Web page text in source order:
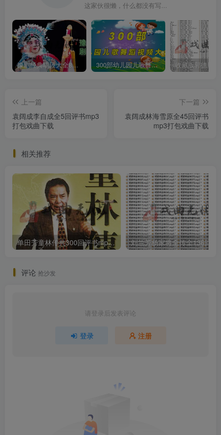
这家伙很懒，什么都没有写...
豫剧经典唱段大全850首mp3打包戏曲下载 300部幼儿园儿歌舞蹈视频大合集
上一篇
袁阔成李自成全5回评书mp3
打包戏曲下载
下一篇
袁阔成林海雪原全45回评书
mp3打包戏曲下载
相关推荐
单田芳童林传共300回评书mp3打包戏曲下载 刘兰芳杨家将全传全136回
评论 抢沙发
请登录后发表评论
登录 注册